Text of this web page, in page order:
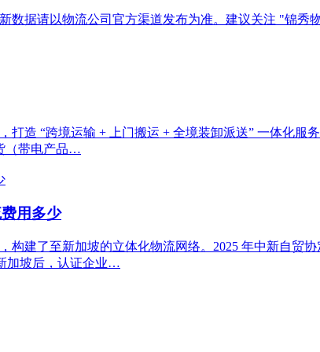
数据请以物流公司官方渠道发布为准。建议关注 "锦
造 “跨境运输 + 上门搬运 + 全境装卸派送” 一体化服
（带电产品…
用多少
建了至新加坡的立体化物流网络。2025 年中新自贸
加坡后，认证企业…